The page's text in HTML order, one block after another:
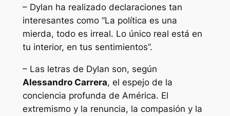
– Dylan ha realizado declaraciones tan
interesantes como “La política es una
mierda, todo es irreal. Lo único real está en
tu interior, en tus sentimientos”.
– Las letras de Dylan son, según
Alessandro Carrera, el espejo de la
conciencia profunda de América. El
extremismo y la renuncia, la compasión y la